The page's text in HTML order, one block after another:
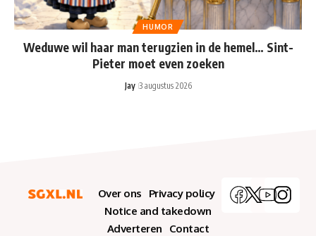
HUMOR
Weduwe wil haar man terugzien in de hemel… Sint-
Pieter moet even zoeken
Jay 3 augustus 2026
Over ons
Privacy policy
Notice and takedown
Adverteren
Contact